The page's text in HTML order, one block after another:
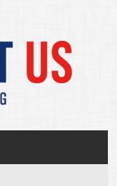
US college